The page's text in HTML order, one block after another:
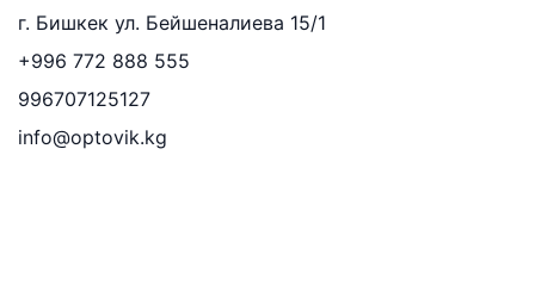
г. Бишкек ул. Бейшеналиева 15/1
+996 772 888 555
996707125127
info@optovik.kg